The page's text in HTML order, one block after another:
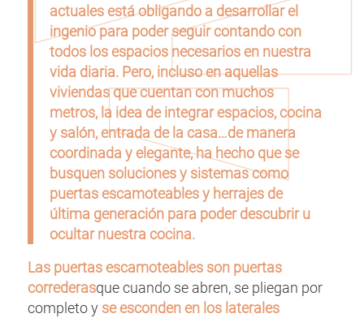
actuales está obligando a desarrollar el
ingenio para poder seguir contando con
todos los espacios necesarios en nuestra
vida diaria. Pero, incluso en aquellas
viviendas que cuentan con muchos
metros, la idea de integrar espacios, cocina
y salón, entrada de la casa…de manera
coordinada y elegante, ha hecho que se
busquen soluciones y sistemas como
puertas escamoteables y herrajes de
última generación para poder descubrir u
ocultar nuestra cocina.
Las puertas escamoteables son puertas
correderasque cuando se abren, se pliegan por
completo y se esconden en los laterales